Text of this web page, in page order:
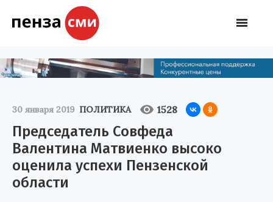
30 января 2019 ПОЛИТИКА 1528
Председатель Совфеда
Валентина Матвиенко высоко
оценила успехи Пензенской
области